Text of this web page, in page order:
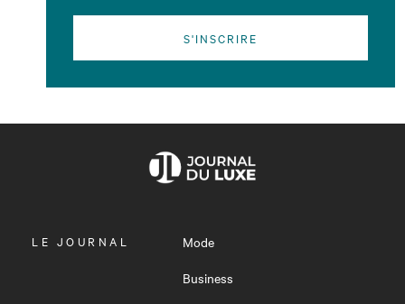
S'INSCRIRE
OUVRIR
LE JOURNAL
Mode
Business